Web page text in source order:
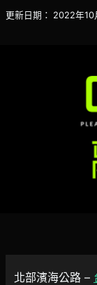
更新日期： 2022年10
北部濱海公路 –